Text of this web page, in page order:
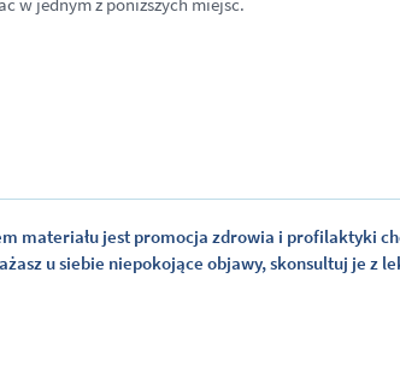
materiału jest promocja zdrowia i profilaktyki
u siebie niepokojące objawy, skonsultuj je z